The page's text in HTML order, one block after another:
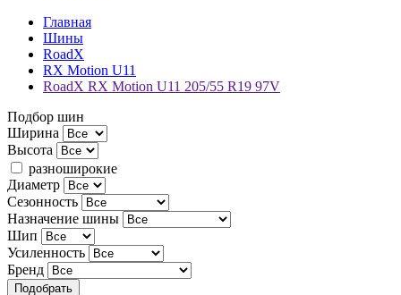
Главная
Шины
RoadX
RX Motion U11
RoadX RX Motion U11 205/55 R19 97V
Подбор шин
Ширина
Высота
разноширокие
Диаметр
Сезонность
Назначение шины
Шип
Усиленность
Бренд